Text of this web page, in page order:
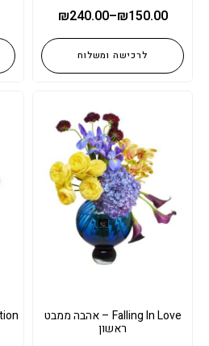
₪150.00
–
₪240.00
לרכישה ומשלוח
Falling In Love – אהבה ממבט
ראשון